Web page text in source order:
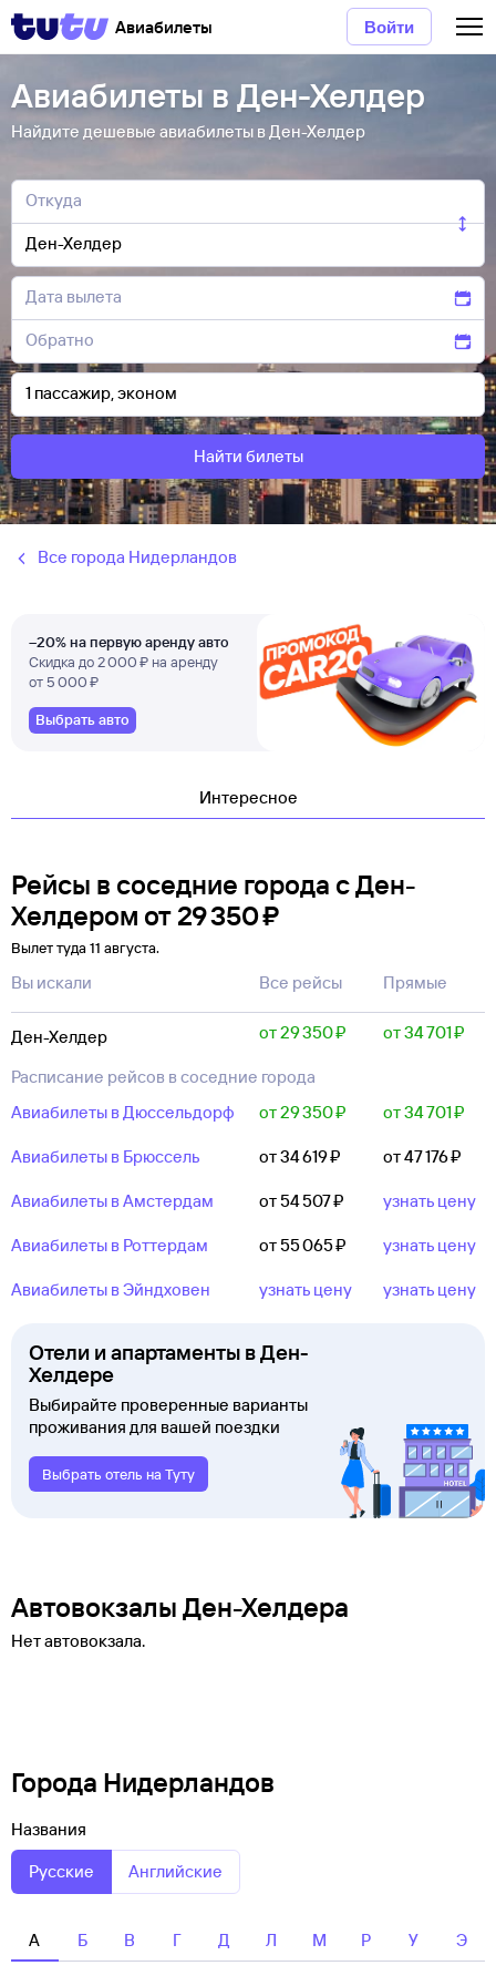
Авиабилеты Войти
Авиабилеты в Ден-Хелдер
Найдите дешевые авиабилеты в Ден-Хелдер
Найти билеты
Все города Нидерландов
–20% на первую аренду авто
Скидка до 2 000 ₽ на аренду
от 5 000 ₽
Выбрать авто
Интересное
Рейсы в соседние города с Ден-
Хелдером от 29 ⁠350 ⁠₽
Вылет туда 11 августа.
Вы искали Все рейсы Прямые
Ден-Хелдер от 29 ⁠350 ⁠₽ от 34 ⁠701 ⁠₽
Расписание рейсов в соседние города
Авиабилеты в Дюссельдорф
от 29 ⁠350 ⁠₽ от 34 ⁠701 ⁠₽
Авиабилеты в Брюссель от 34 ⁠619 ⁠₽ от 47 ⁠176 ⁠₽
Авиабилеты в Амстердам от 54 ⁠507 ⁠₽ узнать цену
Авиабилеты в Роттердам от 55 ⁠065 ⁠₽ узнать цену
Авиабилеты в Эйндховен узнать цену узнать цену
Отели и апартаменты в Ден-
Хелдере
Выбирайте проверенные варианты
проживания для вашей поездки
Выбрать отель на Туту
Автовокзалы Ден-Хелдера
Нет автовокзала.
Города Нидерландов
Названия
Русские
Английские
А Б В Г Д Л М Р У Э